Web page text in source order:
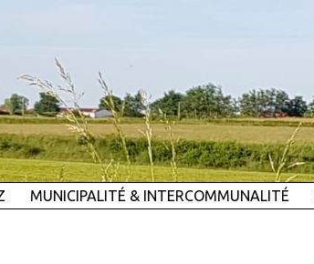
MUNICIPALITÉ & INTERCOMMUNALITÉ